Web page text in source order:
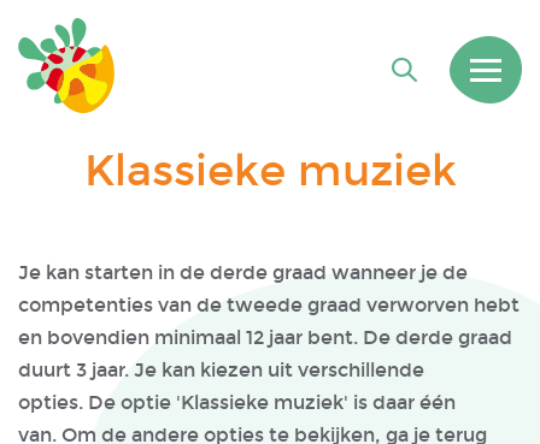
Klassieke muziek
Je kan starten in de derde graad wanneer je de
competenties van de tweede graad verworven hebt
en bovendien minimaal 12 jaar bent. De derde graad
duurt 3 jaar. Je kan kiezen uit verschillende
opties. De optie 'Klassieke muziek' is daar één
van. Om de andere opties te bekijken, ga je terug